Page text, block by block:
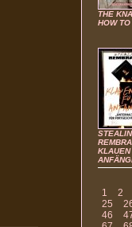
THE
HOW
KLAUEN
1
2
25
46